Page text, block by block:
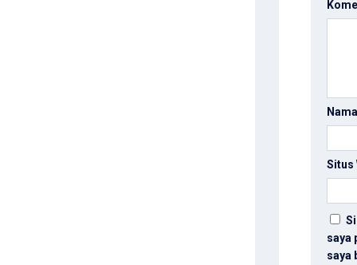
Situs
saya
saya